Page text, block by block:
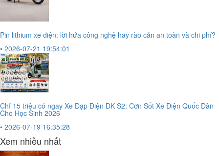
Pin lithium xe điện: lời hứa công nghệ hay rào cản an toàn và chi phí?
• 2026-07-21 19:54:01
Chỉ 15 triệu có ngay Xe Đạp Điện DK S2: Cơn Sốt Xe Điện Quốc Dân
Cho Học Sinh 2026
• 2026-07-19 16:35:28
Xem nhiều nhất